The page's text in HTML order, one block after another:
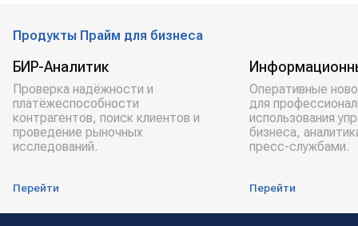
Продукты Прайм для бизнеса
БИР-Аналитик
Проверка надёжности и
платёжеспособности
контрагентов, поиск клиентов и
проведение рыночных
исследований.
Перейти
Оперативные
для
использования
бизнеса,
пресс-службами.
Перейти